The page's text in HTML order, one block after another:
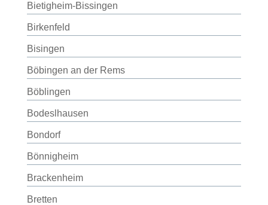
Bietigheim-Bissingen
Birkenfeld
Bisingen
Böbingen an der Rems
Böblingen
Bodeslhausen
Bondorf
Bönnigheim
Brackenheim
Bretten